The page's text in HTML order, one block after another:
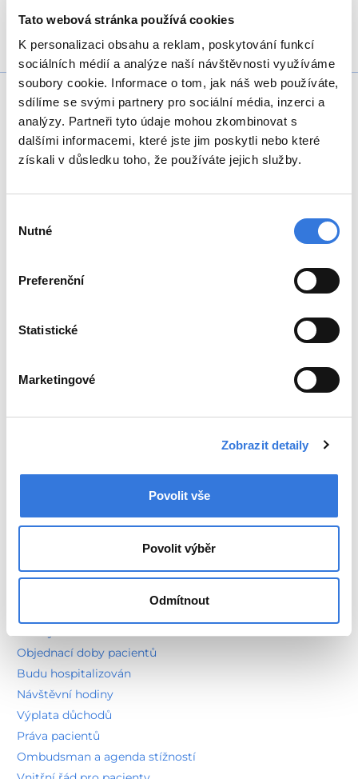
Tato webová stránka používá cookies
K personalizaci obsahu a reklam, poskytování funkcí
sociálních médií a analýze naší návštěvnosti využíváme
soubory cookie. Informace o tom, jak náš web používáte,
sdílíme se svými partnery pro sociální média, inzerci a
analýzy. Partneři tyto údaje mohou zkombinovat s
dalšími informacemi, které jste jim poskytli nebo které
získali v důsledku toho, že používáte jejich služby.
souhlasu
Nutné
Preferenční
Statistické
Marketingové
Zobrazit detaily
Povolit vše
Povolit výběr
Odmítnout
Oddělení
Pohotovost
Poradna
Mapa nemocnice
Sídlo společnosti
Jdu na návštěvu
Objednací doby pacientů
Budu hospitalizován
Návštěvní hodiny
Výplata důchodů
Práva pacientů
Ombudsman a agenda stížností